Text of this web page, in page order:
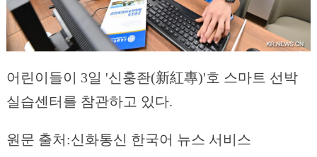
어린이들이 3일 '신훙좐(新紅專)'호 스마트 선박
실습센터를 참관하고 있다.
원문 출처:신화통신 한국어 뉴스 서비스